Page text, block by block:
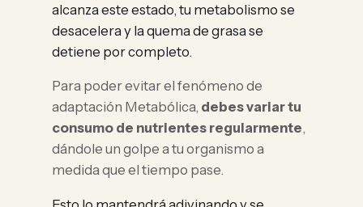
alcanza este estado, tu metabolismo se
desacelera y la quema de grasa se
detiene por completo.
Para poder evitar el fenómeno de
adaptación Metabólica, debes variar tu
consumo de nutrientes regularmente,
dándole un golpe a tu organismo a
medida que el tiempo pase.